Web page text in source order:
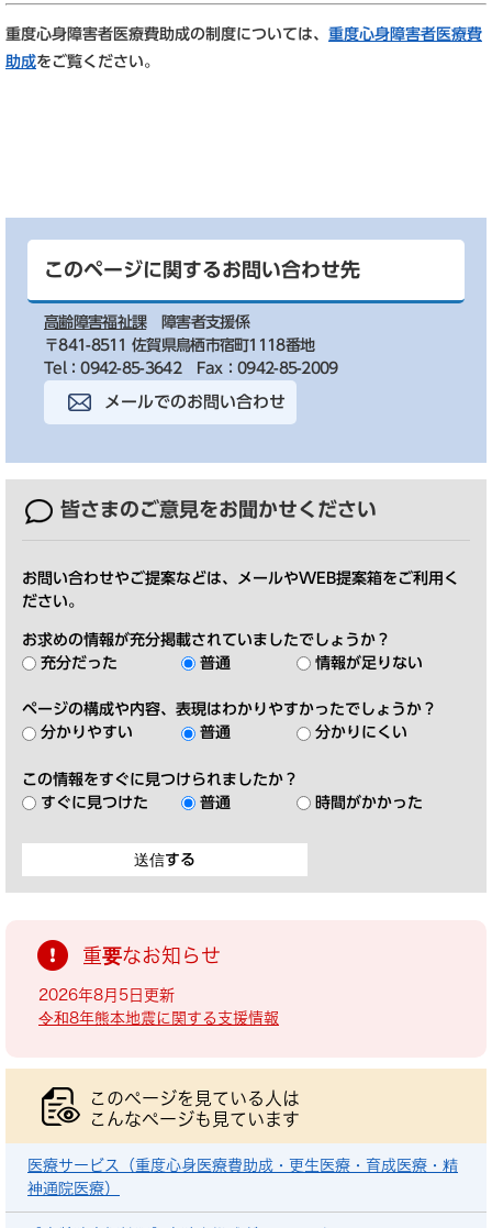
重度心身障害者医療費助成の制度については、 重度心身障害者医療費
助成をご覧ください。
このページに関するお問い合わせ先
高齢障害福祉課
障害者支援係
〒841-8511 佐賀県鳥栖市宿町1118番地
Tel：0942-85-3642
Fax：0942-85-2009
メールでのお問い合わせ
皆さまのご意見をお聞かせください
お問い合わせやご提案などは、メールやWEB提案箱をご利用く
ださい。
お求めの情報が充分掲載されていましたでしょうか？
充分だった
普通 情報が足りない
ページの構成や内容、表現はわかりやすかったでしょうか？
分かりやすい
普通 分かりにくい
この情報をすぐに見つけられましたか？
すぐに見つけた
普通 時間がかかった
重要なお知らせ
2026年8月5日更新
令和8年熊本地震に関する支援情報
このページを見ている人は
こんなページも見ています
医療サービス（重度心身医療費助成・更生医療・育成医療・精
神通院医療）